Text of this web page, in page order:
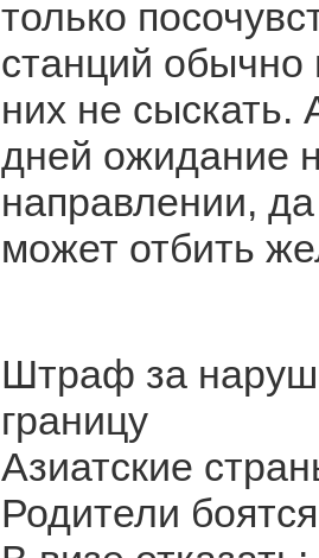
только
станций обычно
них не сыскать.
дней ожидание
направлении,
может отбить
Штраф за
границу
Азиатские
Родители